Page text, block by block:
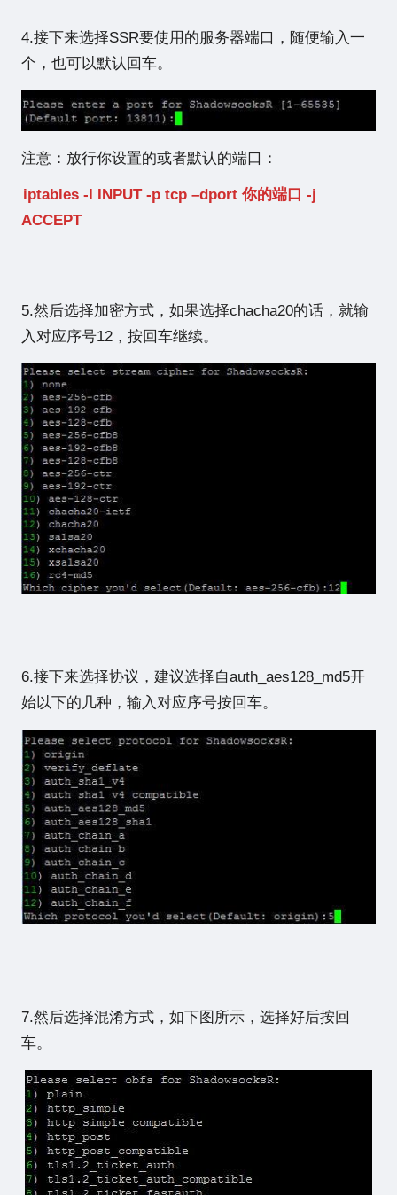
4.接下来选择SSR要使用的服务器端口，随便输入一
个，也可以默认回车。
注意：放行你设置的或者默认的端口：
iptables -I INPUT -p tcp –dport 你的端口 -j
ACCEPT
5.然后选择加密方式，如果选择chacha20的话，就输
入对应序号12，按回车继续。
6.接下来选择协议，建议选择自auth_aes128_md5开
始以下的几种，输入对应序号按回车。
7.然后选择混淆方式，如下图所示，选择好后按回
车。